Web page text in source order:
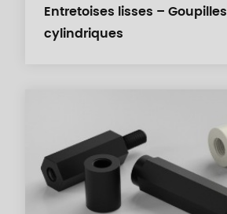
Entretoises lisses – Goupilles
cylindriques